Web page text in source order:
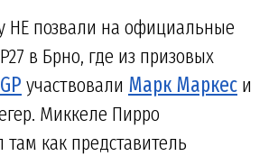
НЕ позвали на официальные
в Брно, где из призовых
участвовали Марк Маркес и
Миккеле Пирро
там как представитель